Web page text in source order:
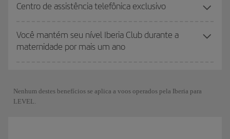
Centro de assistência telefônica exclusivo
Você mantém seu nível Iberia Club durante a
maternidade por mais um ano
Nenhum destes benefícios se aplica a voos operados pela Iberia para
LEVEL.